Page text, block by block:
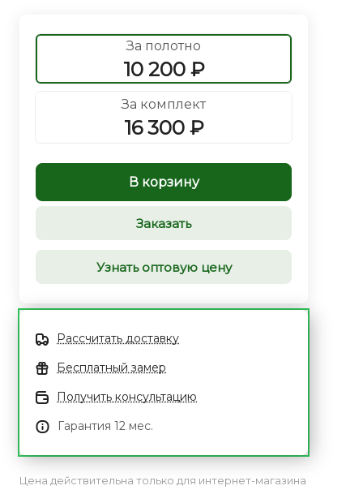
За полотно
10 200 ₽
За комплект
16 300 ₽
В корзину
Заказать
Узнать оптовую цену
Рассчитать доставку
Бесплатный замер
Получить консультацию
Гарантия 12 мес.
Цена действительна только для интернет-магазина